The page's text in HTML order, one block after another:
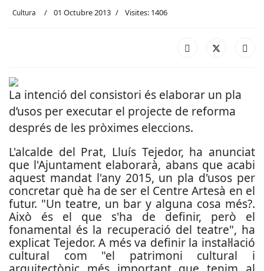
Cultura 01 Octubre 2013 Visites: 1406
La intenció del consistori és elaborar un pla
d’usos per executar el projecte de reforma
després de les pròximes eleccions.
L'alcalde del Prat, Lluís Tejedor, ha anunciat
que l'Ajuntament elaborarà, abans que acabi
aquest mandat l'any 2015, un pla d'usos per
concretar què ha de ser el Centre Artesà en el
futur. "Un teatre, un bar y alguna cosa més?.
Això és el que s'ha de definir, però el
fonamental és la recuperació del teatre", ha
explicat Tejedor. A més va definir la instal·lació
cultural com "el patrimoni cultural i